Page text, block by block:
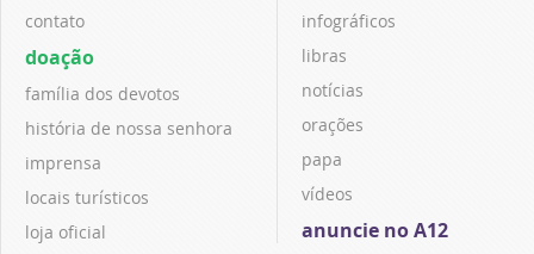
contato
doação
família dos devotos
história de nossa senhora
imprensa
locais turísticos
loja oficial
infográficos
libras
notícias
orações
papa
vídeos
anuncie no A12